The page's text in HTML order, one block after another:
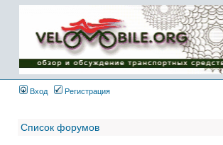
Имя пользователя:
Пароль:
{ LOG_ME_IN_SHORT
}
Вход
Регистрация
Список форумов